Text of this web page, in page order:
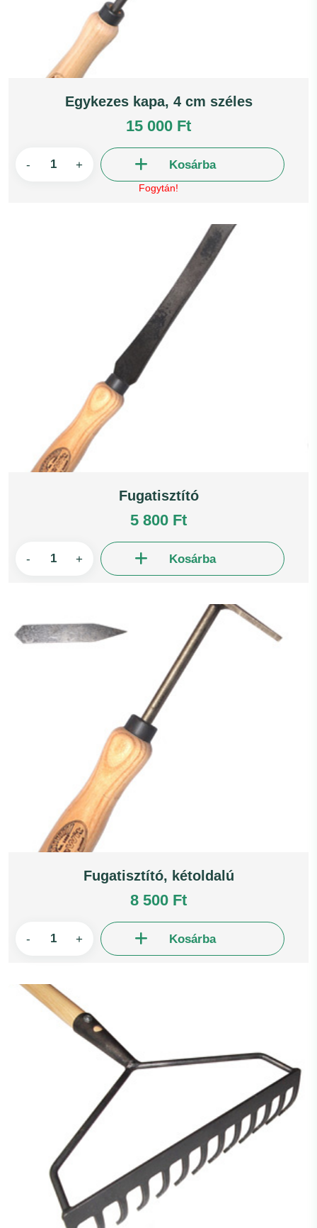
Egykezes kapa, 4 cm széles
15 000 Ft
- + Kosárba
Fogytán!
Fugatisztító
5 800 Ft
- + Kosárba
Fugatisztító, kétoldalú
8 500 Ft
- + Kosárba